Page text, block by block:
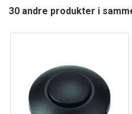
30 andre produkter i